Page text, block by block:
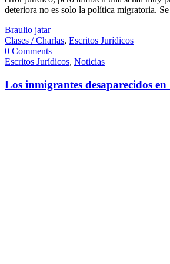
deteriora no es solo la política migratoria.
Braulio jatar
Clases / Charlas, Escritos Jurídicos
0 Comments
Escritos Jurídicos, Noticias
Los inmigrantes desaparecidos